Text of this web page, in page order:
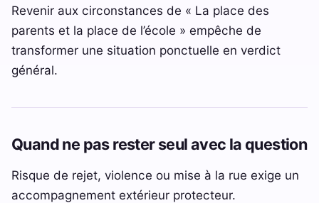
Revenir aux circonstances de « La place des
parents et la place de l’école » empêche de
transformer une situation ponctuelle en verdict
général.
Quand ne pas rester seul avec la question
Risque de rejet, violence ou mise à la rue exige un
accompagnement extérieur protecteur.